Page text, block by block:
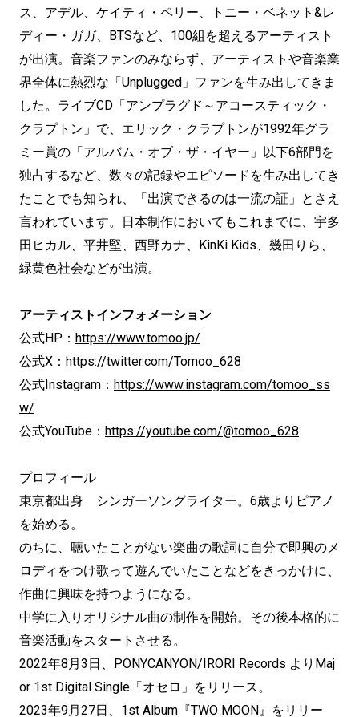
ス、アデル、ケイティ・ペリー、トニー・ベネット&レ
ディー・ガガ、BTSなど、100組を超えるアーティスト
が出演。音楽ファンのみならず、アーティストや音楽業
界全体に熱烈な「Unplugged」ファンを生み出してきま
した。ライブCD「アンプラグド～アコースティック・
クラプトン」で、エリック・クラプトンが1992年グラ
ミー賞の「アルバム・オブ・ザ・イヤー」以下6部門を
独占するなど、数々の記録やエピソードを生み出してき
たことでも知られ、「出演できるのは一流の証」とさえ
言われています。日本制作においてもこれまでに、宇多
田ヒカル、平井堅、西野カナ、KinKi Kids、幾田りら、
緑黄色社会などが出演。
アーティストインフォメーション
公式HP： https://www.tomoo.jp/
公式X： https://twitter.com/Tomoo_628
公式Instagram： https://www.instagram.com/tomoo_ss
w/
公式YouTube： https://youtube.com/@tomoo_628
プロフィール
東京都出身 シンガーソングライター。6歳よりピアノ
を始める。
のちに、聴いたことがない楽曲の歌詞に自分で即興のメ
ロディをつけ歌って遊んでいたことなどをきっかけに、
作曲に興味を持つようになる。
中学に入りオリジナル曲の制作を開始。その後本格的に
音楽活動をスタートさせる。
2022年8月3日、PONYCANYON/IRORI Records よりMaj
or 1st Digital Single「オセロ」をリリース。
2023年9月27日、1st Album『TWO MOON』をリリー